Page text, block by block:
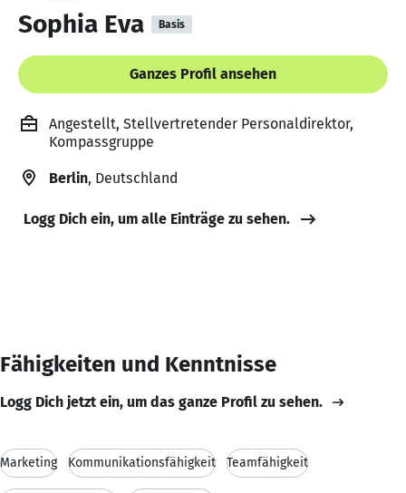
Sophia Eva Basis
Ganzes Profil ansehen
Angestellt, Stellvertretender Personaldirektor,
Kompassgruppe
Berlin, Deutschland
Logg Dich ein, um alle Einträge zu sehen.
Fähigkeiten und Kenntnisse
Logg Dich jetzt ein, um das ganze Profil zu sehen.
Marketing Kommunikationsfähigkeit Teamfähigkeit